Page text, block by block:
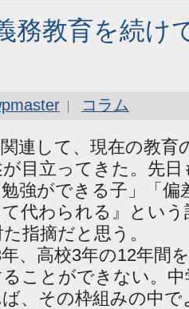
務教育を続け
コラム
連して、現在の教育
目立ってきた。先日
強ができる子」「偏
代わられる』とい
指摘だと思う。
、高校3年の12年間
ことができない。
、その枠組みの中